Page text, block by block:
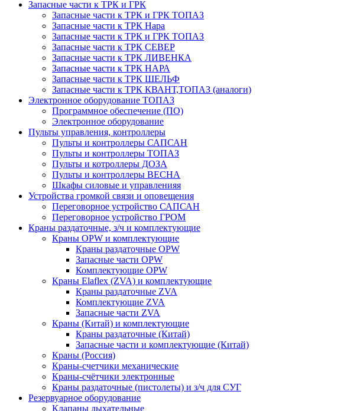
Запасные части к ТРК и ГРК
Запасные части к ТРК и ГРК ТОПАЗ
Запасные части к ТРК Нара
Запасные части к ТРК и ГРК ТОПАЗ
Запасные части к ТРК СЕВЕР
Запасные части к ТРК ЛИВЕНКА
Запасные части к ТРК НАРА
Запасные части к ТРК ШЕЛЬФ
Запасные части к ТРК КВАНТ,ТОПАЗ (аналоги)
Электронное оборудование ТОПАЗ
Программное обеспечение (ПО)
Электронное оборудование
Пульты управления, контроллеры
Пульты и контроллеры САПСАН
Пульты и контроллеры ТОПАЗ
Пульты и котроллеры ДОЗА
Пульты и контроллеры ВЕСНА
Шкафы силовые и управленияя
Устройства громкой связи и оповещения
Переговорное устройство САПСАН
Переговорное устройство ГРОМ
Краны раздаточные, з/ч и комплектующие
Краны OPW и комплектующие
Краны раздаточные OPW
Запасные части OPW
Комплектующие OPW
Краны Elaflex (ZVA) и комплектующие
Краны раздаточные ZVA
Комплектующие ZVA
Запасные части ZVA
Краны (Китай) и комплектующие
Краны раздаточные (Китай)
Запасные части и комплектующие (Китай)
Краны (Россия)
Краны-счетчики механические
Краны-счётчики электронные
Краны раздаточные (пистолеты) и з/ч для СУГ
Резервуарное оборудование
Клапаны дыхательные